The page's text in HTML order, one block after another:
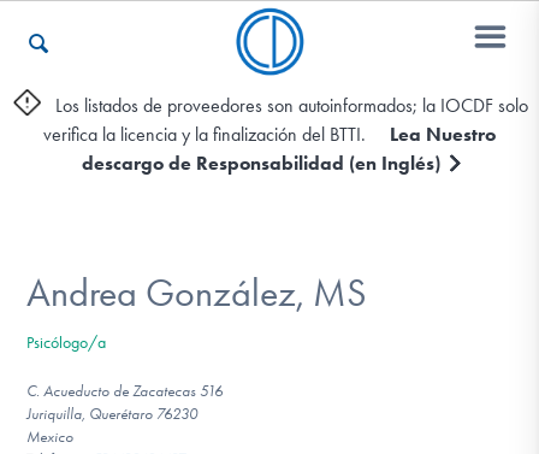
Otros Recursos
Encontrar Ayuda
Los listados de proveedores son autoinformados; la IOCDF solo
verifica la licencia y la finalización del BTTI.
Lea Nuestro
descargo de Responsabilidad (en Inglés)
Andrea González, MS
Psicólogo/a
C. Acueducto de Zacatecas 516
Juriquilla, Querétaro 76230
Mexico